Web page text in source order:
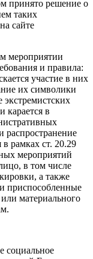
принято решение о
таких
сайте
мероприятии
и правила:
участие в них
их символики
экстремистских
карается в
распространение
в рамках ст. 20.29
мероприятий
в том числе
а также
приспособленные
материального
социальное